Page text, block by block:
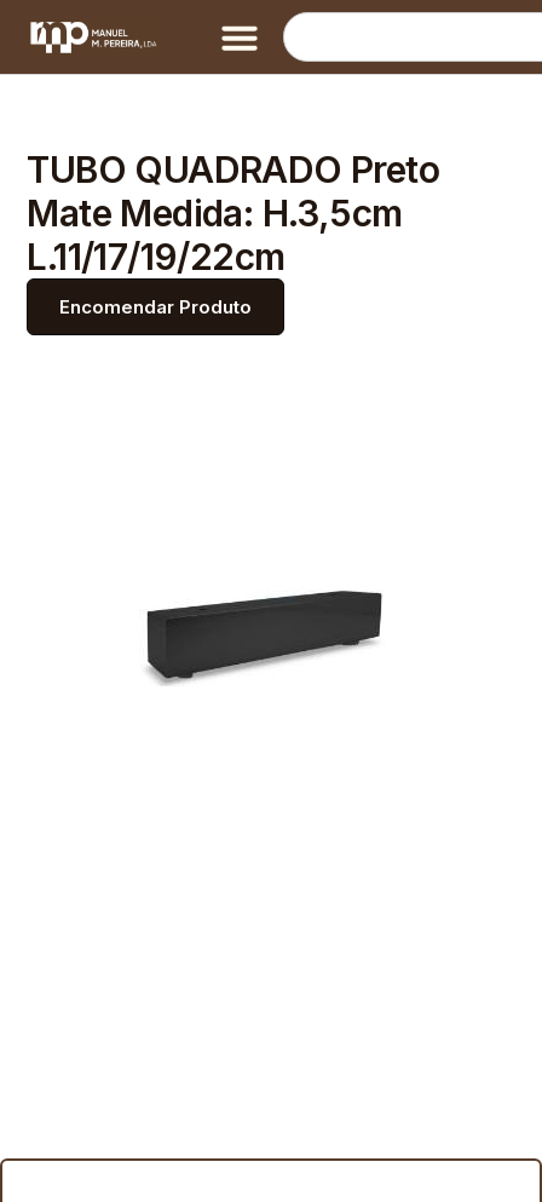
TUBO QUADRADO Preto
Mate Medida: H.3,5cm
L.11/17/19/22cm
Encomendar Produto